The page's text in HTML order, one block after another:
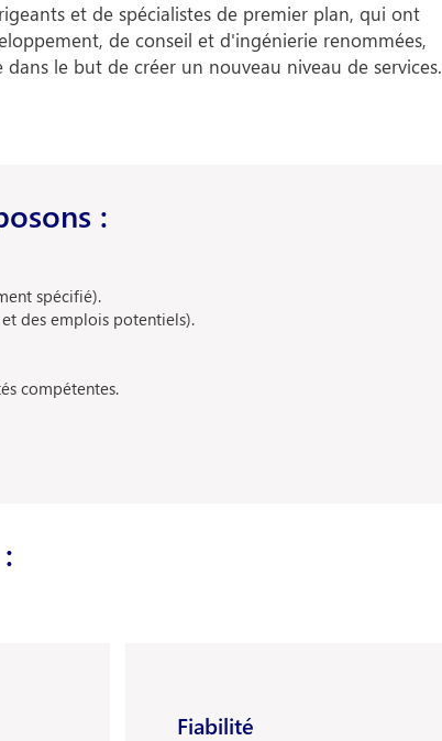
et de spécialistes de premier plan, qui ont
de conseil et d'ingénierie renommées,
le but de créer un nouveau niveau de services.
:
spécifié).
des emplois potentiels).
compétentes.
Fiabilité